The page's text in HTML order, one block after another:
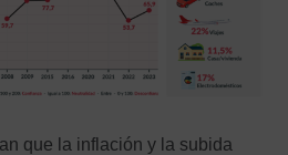
que la inflación y la subida